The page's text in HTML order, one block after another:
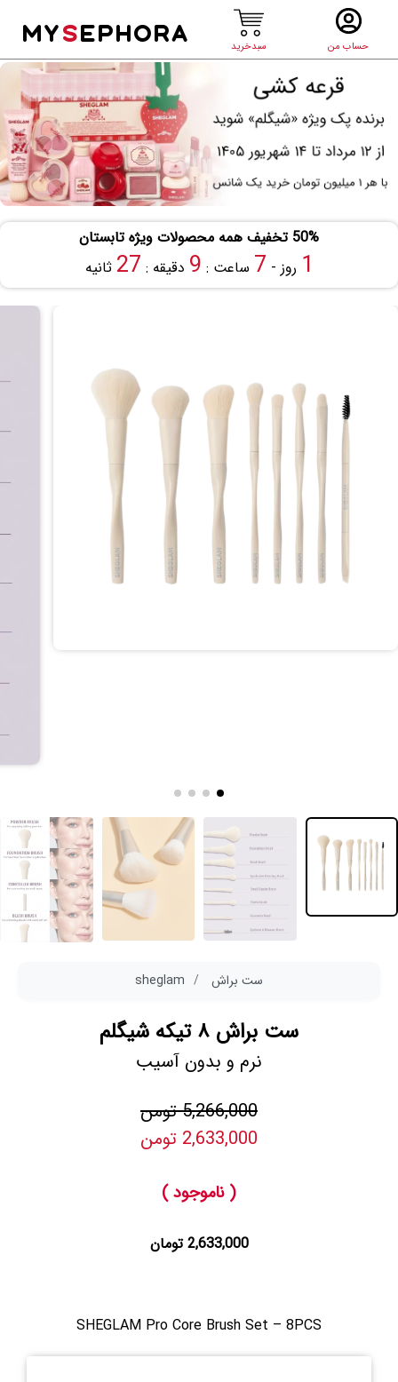
حساب من سبدخرید
MYSEPHORA
50% تخفیف همه محصولات ویژه تابستان
1 روز - 7 ساعت : 9 دقیقه : 26 ثانیه
ست براش sheglam
ست براش ۸ تیکه شیگلم
نرم و بدون آسیب
5,266,000 تومن
2,633,000 تومن
( ناموجود )
2,633,000 تومان
SHEGLAM Pro Core Brush Set – 8PCS